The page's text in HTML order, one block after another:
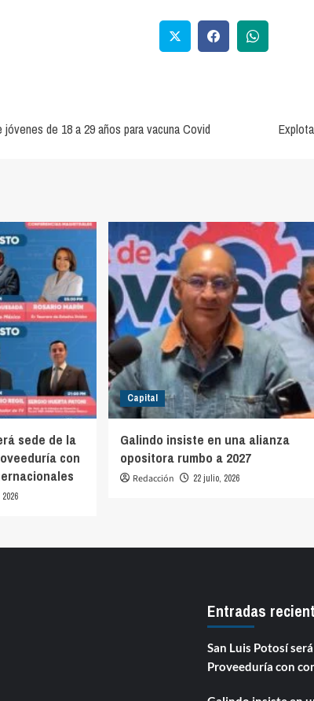
de 18 a 29 años para vacuna Covid
sede de la
con
Capital
Galindo insiste en una alianza
opositora rumbo a 2027
Redacción 22 julio, 2026
Entradas
San Luis Potosí
Proveeduría con